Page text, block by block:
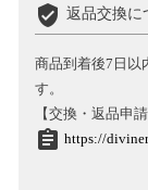
verified_user 返品交換に
商品到着後7日以
す。
【交換・返品申
assignment https://